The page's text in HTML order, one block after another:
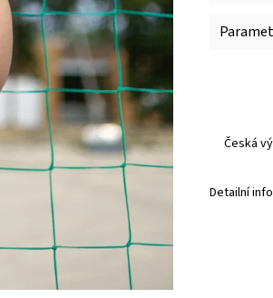
Česká
Detailní